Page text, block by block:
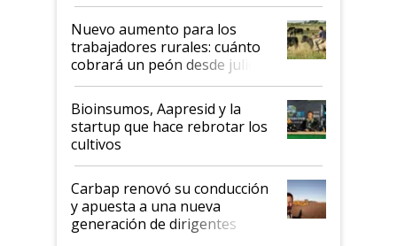
Nuevo aumento para los
trabajadores rurales: cuánto
cobrará un peón desde julio
Bioinsumos, Aapresid y la
startup que hace rebrotar los
cultivos
Carbap renovó su conducción
y apuesta a una nueva
generación de dirigentes